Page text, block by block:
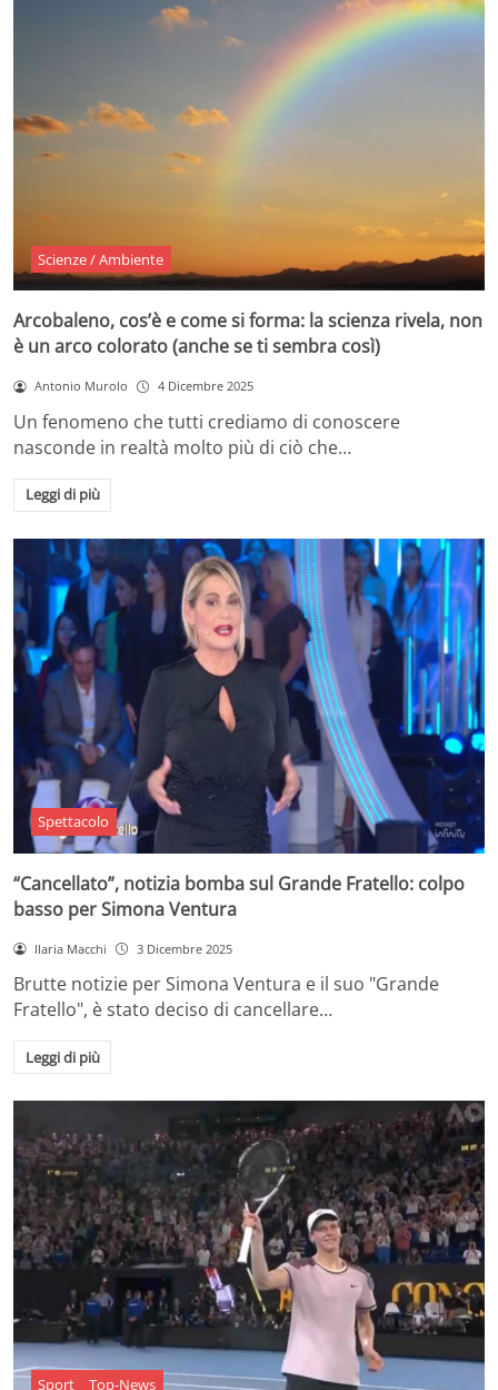
Scienze / Ambiente
Arcobaleno, cos’è e come si forma: la scienza rivela, non
è un arco colorato (anche se ti sembra così)
Antonio Murolo 4 Dicembre 2025
Un fenomeno che tutti crediamo di conoscere
nasconde in realtà molto più di ciò che…
Leggi di più
Spettacolo
“Cancellato”, notizia bomba sul Grande Fratello: colpo
basso per Simona Ventura
Ilaria Macchi 3 Dicembre 2025
Brutte notizie per Simona Ventura e il suo "Grande
Fratello", è stato deciso di cancellare…
Leggi di più
Sport Top-News